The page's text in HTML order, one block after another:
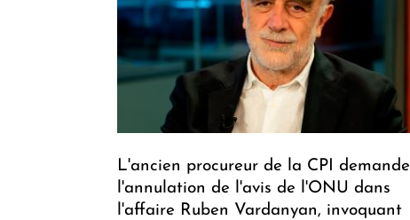
L'ancien procureur de la CPI demande
l'annulation de l'avis de l'ONU dans
l'affaire Ruben Vardanyan, invoquant